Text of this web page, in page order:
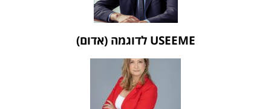
USEEME לדוגמה (אדום)